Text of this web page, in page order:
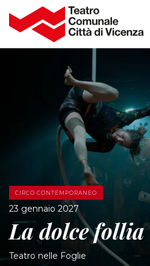
CIRCO CONTEMPORANEO
23 gennaio 2027
La dolce follia
Teatro nelle Foglie